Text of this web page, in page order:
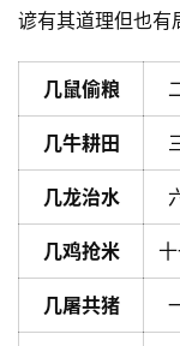
谚有其道理但也有
几鼠偷粮
几牛耕田
几龙治水
几鸡抢米
几屠共猪